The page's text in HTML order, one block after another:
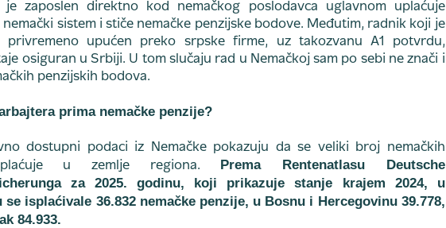
je zaposlen direktno kod nemačkog poslodavca uglavnom uplaćuje
sistem i stiče nemačke penzijske bodove. Međutim, radnik koji je
privremeno upućen preko srpske firme, uz takozvanu A1 potvrdu,
osiguran u Srbiji. U tom slučaju rad u Nemačkoj sam po sebi ne znači i
penzijskih bodova.
prima nemačke penzije?
dostupni podaci iz Nemačke pokazuju da se veliki broj nemačkih
u zemlje regiona. Prema Rentenatlasu Deutsche
za 2025. godinu, koji prikazuje stanje krajem 2024, u
se isplaćivale 36.832 nemačke penzije, u Bosnu i Hercegovinu 39.778,
84.933.